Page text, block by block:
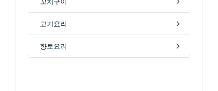
고기요리
향토요리